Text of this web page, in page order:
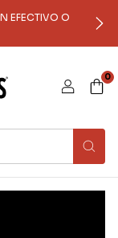
EFECTIVO O
0